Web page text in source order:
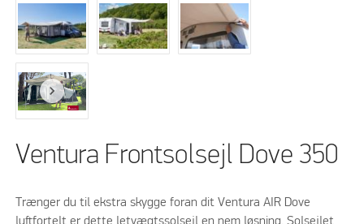
Ventura Frontsolsejl Dove 350
Trænger du til ekstra skygge foran dit Ventura AIR Dove
luftfortelt er dette letvægtssolsejl en nem løsning. Solsejlet